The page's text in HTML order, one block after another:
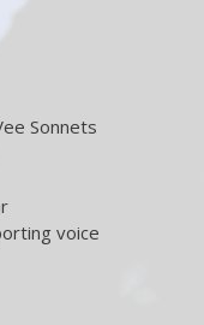
Sonnets
voice